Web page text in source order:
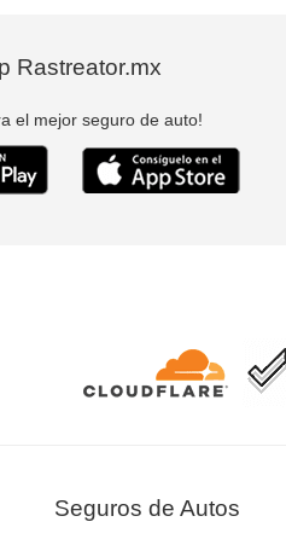
Rastreator.mx
el mejor seguro de auto!
Seguros de Autos